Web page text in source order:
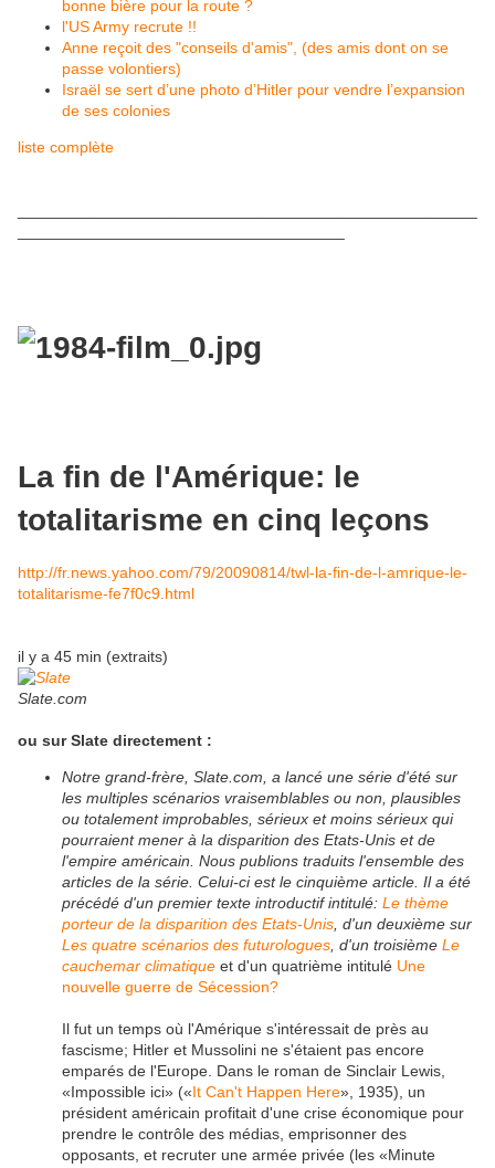
bonne bière pour la route ?
l'US Army recrute !!
Anne reçoit des "conseils d'amis", (des amis dont on se
passe volontiers)
Israël se sert d’une photo d’Hitler pour vendre l’expansion
de ses colonies
liste complète
La fin de l'Amérique: le
totalitarisme en cinq leçons
http://fr.news.yahoo.com/79/20090814/twl-la-fin-de-l-amrique-le-
totalitarisme-fe7f0c9.html
il y a 45 min (extraits)
Slate.com
ou sur Slate directement :
Notre grand-frère, Slate.com, a lancé une série d'été sur
les multiples scénarios vraisemblables ou non, plausibles
ou totalement improbables, sérieux et moins sérieux qui
pourraient mener à la disparition des Etats-Unis et de
l'empire américain. Nous publions traduits l'ensemble des
articles de la série. Celui-ci est le cinquième article. Il a été
précédé d'un premier texte introductif intitulé: Le thème
porteur de la disparition des Etats-Unis , d'un deuxième sur
Les quatre scénarios des futurologues , d'un troisième Le
cauchemar climatique et d'un quatrième intitulé Une
nouvelle guerre de Sécession?
Il fut un temps où l'Amérique s'intéressait de près au
fascisme; Hitler et Mussolini ne s'étaient pas encore
emparés de l'Europe. Dans le roman de Sinclair Lewis,
«Impossible ici» («It Can't Happen Here», 1935), un
président américain profitait d'une crise économique pour
prendre le contrôle des médias, emprisonner des
opposants, et recruter une armée privée (les «Minute